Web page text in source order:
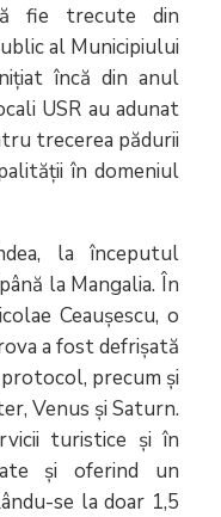
fie trecute din
al Municipiului
încă din anul
USR au adunat
trecerea pădurii
în domeniul
la începutul
la Mangalia. În
Ceaușescu, o
a fost defrișată
precum și
Venus și Saturn.
turistice și în
și oferind un
se la doar 1,5